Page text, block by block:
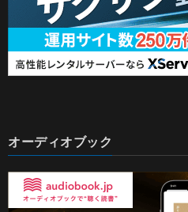
オーディオブック